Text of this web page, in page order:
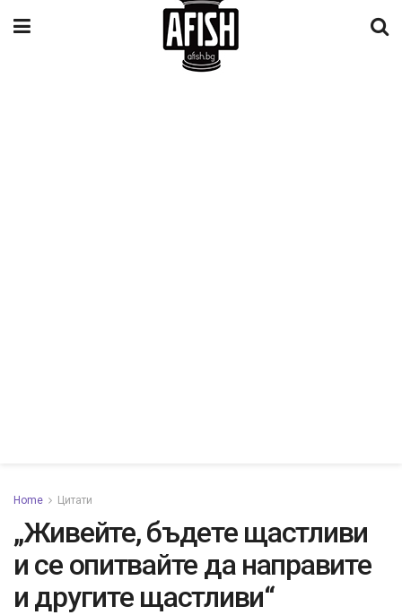
Home Цитати
„Живейте, бъдете щастливи
и се опитвайте да направите
и другите щастливи“